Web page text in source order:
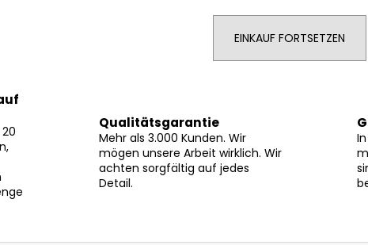
EINKAUF FORTSETZEN
Qualitätsgarantie
Mehr als 3.000 Kunden. Wir
mögen unsere Arbeit wirklich. Wir
achten sorgfältig auf jedes
Detail.